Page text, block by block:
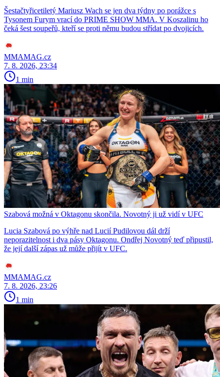
Šestačtyřicetiletý Mariusz Wach se jen dva týdny po porážce s
Tysonem Furym vrací do PRIME SHOW MMA. V Koszalinu ho
čeká šest soupeřů, kteří se proti němu budou střídat po dvojicích.
MMAMAG.cz
7. 8. 2026, 23:34
1 min
Szabová možná v Oktagonu skončila. Novotný ji už vidí v UFC
Lucia Szabová po výhře nad Lucií Pudilovou dál drží
neporazitelnost i dva pásy Oktagonu. Ondřej Novotný teď připustil,
že její další zápas už může přijít v UFC.
MMAMAG.cz
7. 8. 2026, 23:26
1 min